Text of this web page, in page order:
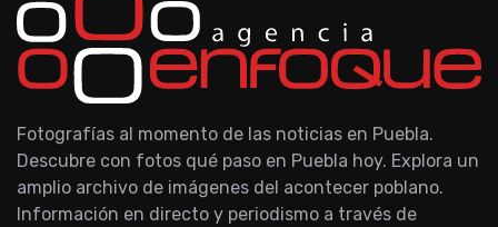
Fotografías al momento de las noticias en Puebla.
Descubre con fotos qué paso en Puebla hoy. Explora un
amplio archivo de imágenes del acontecer poblano.
Información en directo y periodismo a través de